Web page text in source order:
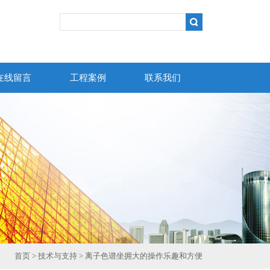
线留言 工程案例 联系我们
首页 > 技术与支持 > 离子色谱坐拥大的操作乐趣和方便